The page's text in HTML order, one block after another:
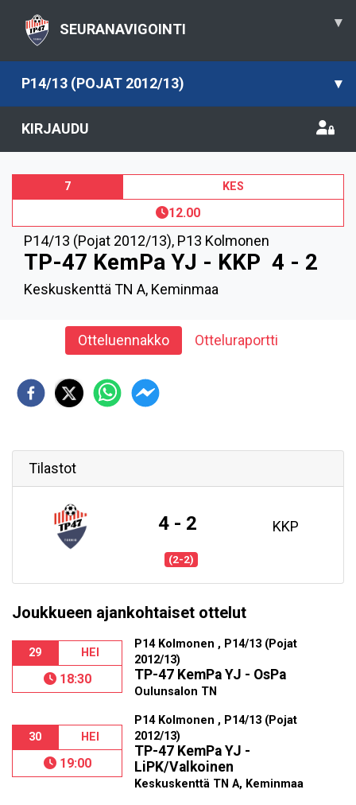
SEURANAVIGOINTI ▾
P14/13 (POJAT 2012/13) ▾
KIRJAUDU
7 KES
12.00
P14/13 (Pojat 2012/13), P13 Kolmonen
TP-47 KemPa YJ - KKP 4 - 2
Keskuskenttä TN A, Keminmaa
Otteluennakko Otteluraportti
Tilastot
4 - 2 KKP
(2-2)
Joukkueen ajankohtaiset ottelut
29 HEI
18:30
P14 Kolmonen , P14/13 (Pojat
2012/13)
TP-47 KemPa YJ - OsPa
Oulunsalon TN
30 HEI
19:00
P14 Kolmonen , P14/13 (Pojat
2012/13)
TP-47 KemPa YJ -
LiPK/Valkoinen
Keskuskenttä TN A, Keminmaa